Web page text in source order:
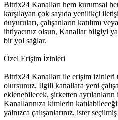
Bitrix24 Kanalları hem kurumsal
karşılayan çok sayıda yenilikçi
duyuruları, çalışanların katılımı
ihtiyacınız olsun, Kanallar bilgiyi
bir yol sağlar.
Özel Erişim İzinleri
Bitrix24 Kanalları ile erişim izinleri
olursunuz. İlgili kanallara yeni
eklenebilecek, şirketten
Kanallarınıza kimlerin
yalnızca çalışanlarınız, ister